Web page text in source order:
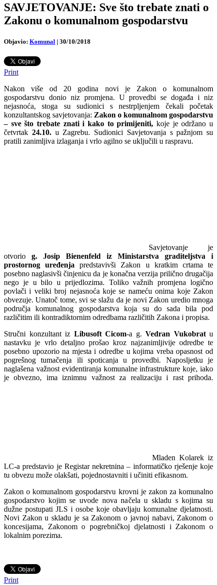
SAVJETOVANJE: Sve što trebate znati o
Zakonu o komunalnom gospodarstvu
Objavio: Komunal | 30/10/2018
Print
Nakon više od 20 godina novi je Zakon o komunalnom
gospodarstvu donio niz promjena. U provedbi se događa i niz
nejasnoća, stoga su sudionici s nestrpljenjem čekali početak
konzultantskog savjetovanja: Zakon o komunalnom gospodarstvu
– sve što trebate znati i kako to primijeniti, koje je održano u
četvrtak 24.10.u Zagrebu. Sudionici Savjetovanja s pažnjom su
pratili zanimljiva izlaganja i vrlo agilno se uključili u raspravu.
Savjetovanje je
otvorio g. Josip Bienenfeld iz Ministarstva graditeljstva i
prostornog uređenja predstavivši Zakon u kratkim crtama te
posebno naglasivši činjenicu da je konačna verzija prilično drugačija
nego je u bilo u prijedlozima. Toliko važnih promjena logično
povlači i veliki broj nejasnoća koje se nameću onima koje Zakon
obvezuje. Unatoč tome, svi se slažu da je novi Zakon uredio mnoga
područja komunalnog gospodarstva koja su do sada bila pod
različitim ili kontradiktornim odredbama različitih Zakona i propisa.
Stručni konzultant iz Libusoft Cicom-a g. Vedran Vukobrat u
nastavku je vrlo detaljno prošao kroz najzanimljivije odredbe te
posebno upozorio na mjesta i odredbe u kojima vreba opasnost od
pogrešnog tumačenja ili spoticanja u provedbi. Naposljetku je
naglašena važnost evidentiranja komunalne infrastrukture koje, iako
je obvezno, ima iznimnu važnost za realizaciju i rast prihoda.
Mladen Kolarek iz
LC-a predstavio je Registar nekretnina – informatičko rješenje koje
tu obvezu može olakšati, pojednostavniti i učiniti efikasnom.
Zakon o komunalnom gospodarstvu krovni je zakon za komunalno
gospodarstvo kojim se uvode nova načela u skladu s kojima su
dužne postupati JLS i osobe koje obavljaju komunalne djelatnosti.
Novi Zakon u skladu je sa Zakonom o javnoj nabavi, Zakonom o
koncesijama, Zakonom o pogrebničkoj djelatnosti i Zakonom o
lokalnim porezima.
Print